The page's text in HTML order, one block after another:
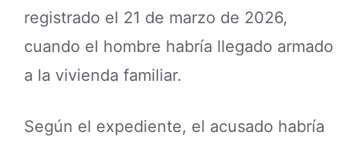
registrado el 21 de marzo de 2026,
cuando el hombre habría llegado armado
a la vivienda familiar.
Según el expediente, el acusado habría